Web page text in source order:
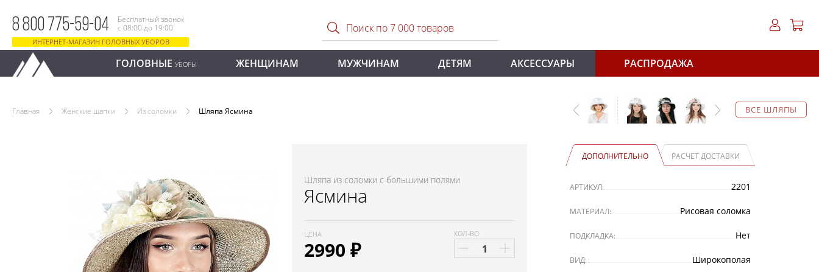
8 800 775-59-04
Бесплатный звонок
с 08:00 до 19:00
ИНТЕРНЕТ-МАГАЗИН ГОЛОВНЫХ УБОРОВ
ГОЛОВНЫЕ УБОРЫ ЖЕНЩИНАМ МУЖЧИНАМ ДЕТЯМ АКСЕССУАРЫ РАСПРОДАЖА
ВСЕ ШЛЯПЫ
Главная Женские шапки Из соломки Шляпа Ясмина
Шляпа из соломки с большими полями
Ясмина
ЦЕНА
2990 ₽
КОЛ-ВО
ДОПОЛНИТЕЛЬНО РАСЧЕТ ДОСТАВКИ
АРТИКУЛ: 2201
МАТЕРИАЛ: Рисовая соломка
ПОДКЛАДКА: Нет
ВИД: Широкополая